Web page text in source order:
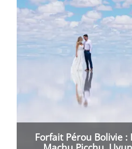
Forfait Pérou Bolivie :